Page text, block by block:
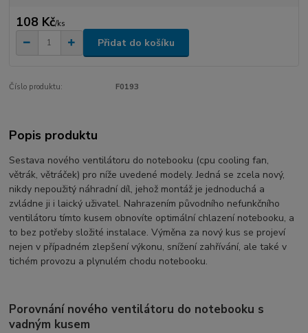
108 Kč/ks
Přidat do košíku
Číslo produktu: F0193
Popis produktu
Sestava nového ventilátoru do notebooku (cpu cooling fan,
větrák, větráček) pro níže uvedené modely. Jedná se zcela nový,
nikdy nepoužitý náhradní díl, jehož montáž je jednoduchá a
zvládne ji i laický uživatel. Nahrazením původního nefunkčního
ventilátoru tímto kusem obnovíte optimální chlazení notebooku, a
to bez potřeby složité instalace. Výměna za nový kus se projeví
nejen v případném zlepšení výkonu, snížení zahřívání, ale také v
tichém provozu a plynulém chodu notebooku.
Porovnání nového ventilátoru do notebooku s
vadným kusem